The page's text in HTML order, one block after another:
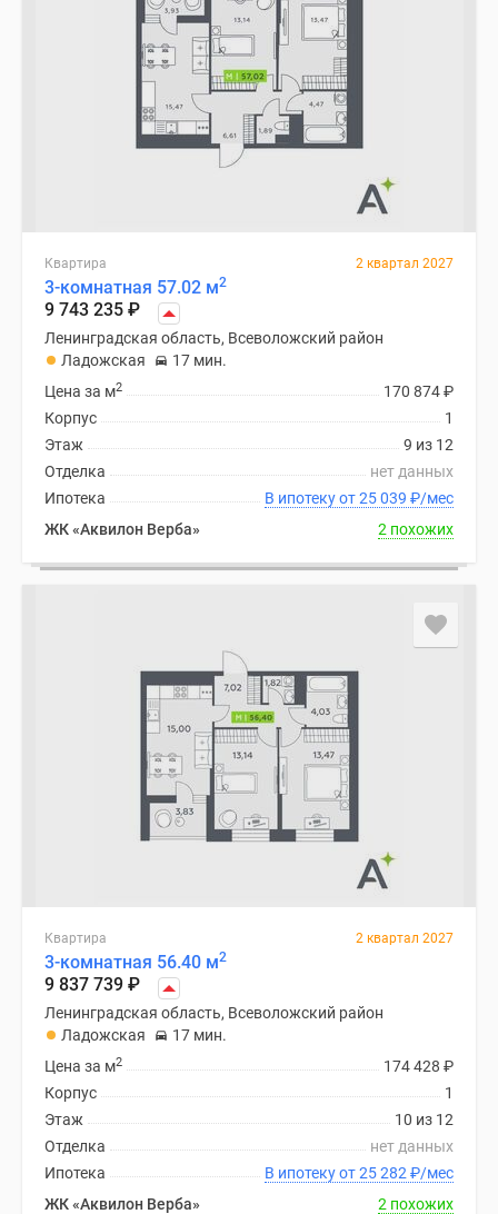
Квартира 2 квартал 2027
3-комнатная 57.02 м2
9 743 235 ₽
Ленинградская область, Всеволожский район
Ладожская
17 мин.
170 874₽
Цена за м2
1
Корпус
9 из 12
Этаж
нет данных
Отделка
В ипотеку от 25 039 ₽/мес
Ипотека
ЖК «Аквилон Верба»
2 похожих
Квартира 2 квартал 2027
3-комнатная 56.40 м2
9 837 739 ₽
Ленинградская область, Всеволожский район
Ладожская
17 мин.
174 428 ₽
Цена за м2
1
Корпус
10 из 12
Этаж
нет данных
Отделка
В ипотеку от 25 282 ₽/мес
Ипотека
ЖК «Аквилон Верба»
2 похожих